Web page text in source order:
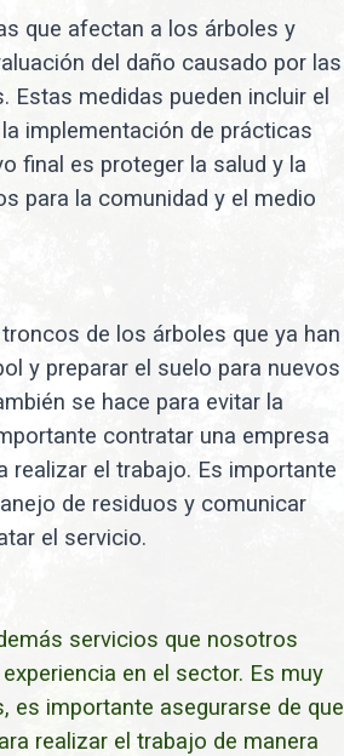
que afectan a los árboles y
del daño causado por las
Estas medidas pueden incluir el
implementación de prácticas
final es proteger la salud y la
para la comunidad y el medio
de los árboles que ya han
y preparar el suelo para nuevos
se hace para evitar la
contratar una empresa
realizar el trabajo. Es importante
de residuos y comunicar
el servicio.
servicios que nosotros
en el sector. Es muy
es importante asegurarse de que
realizar el trabajo de manera